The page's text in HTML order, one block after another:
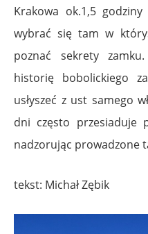
Krakowa ok.1,5
wybrać się tam w
poznać sekrety
historię bobolickiego
usłyszeć z ust samego
dni często przesiaduje
nadzorując prowadzone
tekst: Michał Zębik